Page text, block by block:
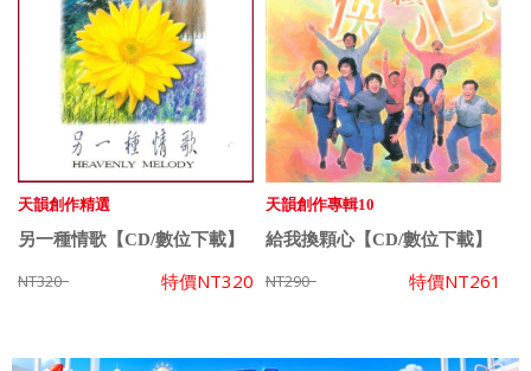
天韻創作精選
另一種情歌【CD/數位下載】
NT320 特價NT320
天韻創作專輯10
給我換顆心【CD/數位下載】
NT290 特價NT261